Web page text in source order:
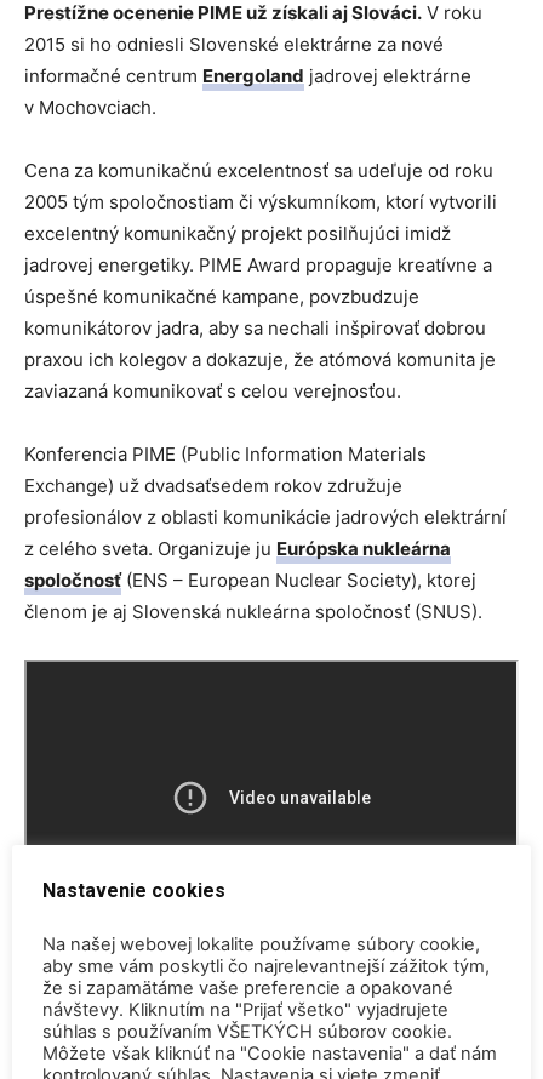
Prestížne ocenenie PIME už získali aj Slováci. V roku
2015 si ho odniesli Slovenské elektrárne za nové
informačné centrum Energoland jadrovej elektrárne
v Mochovciach.
Cena za komunikačnú excelentnosť sa udeľuje od roku
2005 tým spoločnostiam či výskumníkom, ktorí vytvorili
excelentný komunikačný projekt posilňujúci imidž
jadrovej energetiky. PIME Award propaguje kreatívne a
úspešné komunikačné kampane, povzbudzuje
komunikátorov jadra, aby sa nechali inšpirovať dobrou
praxou ich kolegov a dokazuje, že atómová komunita je
zaviazaná komunikovať s celou verejnosťou.
Konferencia PIME (Public Information Materials
Exchange) už dvadsaťsedem rokov združuje
profesionálov z oblasti komunikácie jadrových elektrární
z celého sveta. Organizuje ju Európska nukleárna
spoločnosť(ENS – European Nuclear Society), ktorej
členom je aj Slovenská nukleárna spoločnosť (SNUS).
TAGY PIME
Nastavenie cookies
Na našej webovej lokalite používame súbory cookie,
aby sme vám poskytli čo najrelevantnejší zážitok tým,
že si zapamätáme vaše preferencie a opakované
návštevy. Kliknutím na "Prijať všetko" vyjadrujete
súhlas s používaním VŠETKÝCH súborov cookie.
Môžete však kliknúť na "Cookie nastavenia" a dať nám